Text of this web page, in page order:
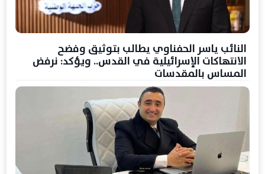
النائب ياسر الحفناوي يطالب بتوثيق وفضح
الانتهاكات الإسرائيلية في القدس.. ويؤكد: نرفض
المساس بالمقدسات